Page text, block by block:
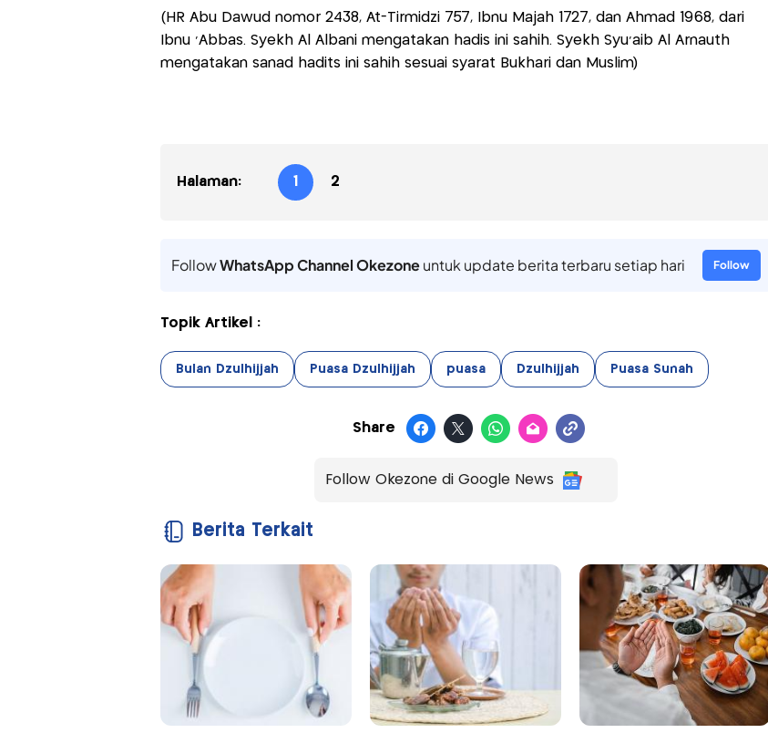
(HR Abu Dawud nomor 2438, At-Tirmidzi 757, Ibnu Majah 1727, dan Ahmad 1968, dari
Ibnu 'Abbas. Syekh Al Albani mengatakan hadis ini sahih. Syekh Syu'aib Al Arnauth
mengatakan sanad hadits ini sahih sesuai syarat Bukhari dan Muslim)
Halaman: 1 2
FollowWhatsApp Channel Okezoneuntuk update berita terbaru setiap hari Follow
Topik Artikel :
Bulan Dzulhijjah Puasa Dzulhijjah puasa Dzulhijjah Puasa Sunah
Share
Follow Okezone di Google News
Berita Terkait